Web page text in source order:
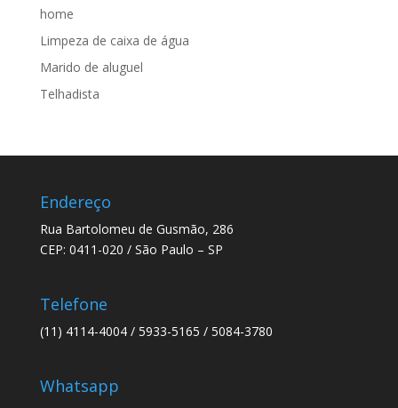
home
Limpeza de caixa de água
Marido de aluguel
Telhadista
Endereço
Rua Bartolomeu de Gusmão, 286
CEP: 0411-020 / São Paulo – SP
Telefone
(11) 4114-4004 / 5933-5165 / 5084-3780
Whatsapp